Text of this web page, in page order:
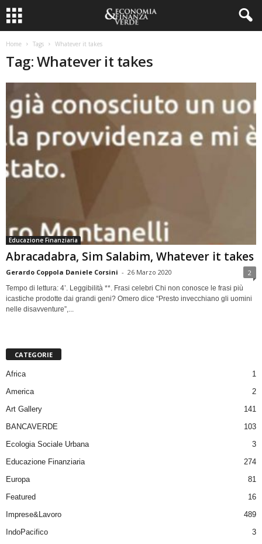
Home Tags Whatever it takes
Tag: Whatever it takes
Educazione Finanziaria
Abracadabra, Sim Salabim, Whatever it takes
Gerardo Coppola Daniele Corsini - 26 Marzo 2020 2
Tempo di lettura: 4’. Leggibilità **. Frasi celebri Chi non conosce le frasi più
icastiche prodotte dai grandi geni? Omero dice “Presto invecchiano gli uomini
nelle disavventure”,...
CATEGORIE
Africa
1
America
2
Art Gallery
141
BANCAVERDE
103
Ecologia Sociale Urbana
3
Educazione Finanziaria
274
Europa
81
Featured
16
Imprese&Lavoro
489
IndoPacifico
3